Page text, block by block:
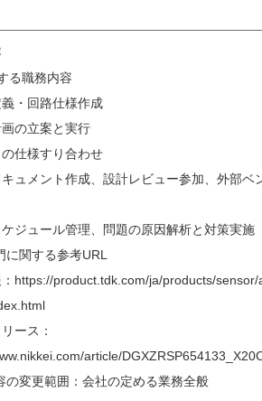
る職務内容
義・回路仕様作成
画の立案と実行
の仕様すり合わせ
キュメント作成、設計レビュー参加、外部ベ
ケジュール管理、問題の原因解析と対策実施
に関する参考URL
https://product.tdk.com/ja/products/
ース：
article/
の変更範囲：会社の定める業務全般